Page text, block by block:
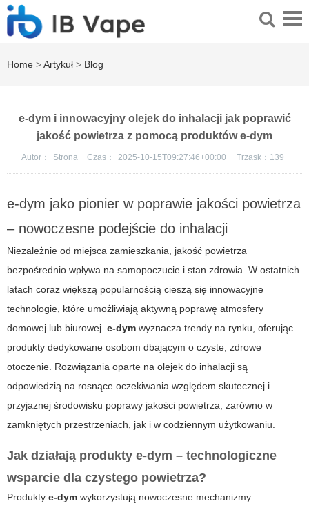
Home >Artykuł > Blog
e-dym i innowacyjny olejek do inhalacji jak poprawić
jakość powietrza z pomocą produktów e-dym
Autor： Strona Czas： 2025-10-15T09:27:46+00:00 Trzask： 139
e-dym jako pionier w poprawie jakości powietrza
– nowoczesne podejście do inhalacji
Niezależnie od miejsca zamieszkania, jakość powietrza
bezpośrednio wpływa na samopoczucie i stan zdrowia. W ostatnich
latach coraz większą popularnością cieszą się innowacyjne
technologie, które umożliwiają aktywną poprawę atmosfery
domowej lub biurowej. e-dym wyznacza trendy na rynku, oferując
produkty dedykowane osobom dbającym o czyste, zdrowe
otoczenie. Rozwiązania oparte na olejek do inhalacji są
odpowiedzią na rosnące oczekiwania względem skutecznej i
przyjaznej środowisku poprawy jakości powietrza, zarówno w
zamkniętych przestrzeniach, jak i w codziennym użytkowaniu.
Jak działają produkty e-dym – technologiczne
wsparcie dla czystego powietrza?
Produkty e-dym wykorzystują nowoczesne mechanizmy